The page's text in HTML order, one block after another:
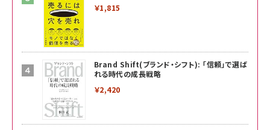
￥1,815
Brand Shift(ブランド・シフト): 「信頼」で選ば
れる時代の成長戦略
￥2,420